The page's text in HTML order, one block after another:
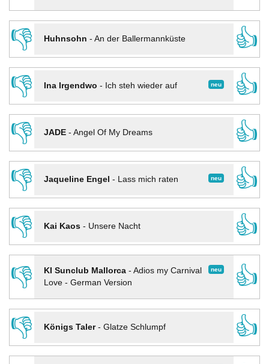
👎
Huhnsohn - An der Ballermannküste
👍
👎
neu
Ina Irgendwo - Ich steh wieder auf
👍
👎
JADE- Angel Of My Dreams
👍
👎
neu
Jaqueline Engel - Lass mich raten
👍
👎
Kai Kaos- Unsere Nacht
👍
👎
neu
KI Sunclub Mallorca- Adios my Carnival
Love - German Version
👍
👎
Königs Taler- Glatze Schlumpf
👍